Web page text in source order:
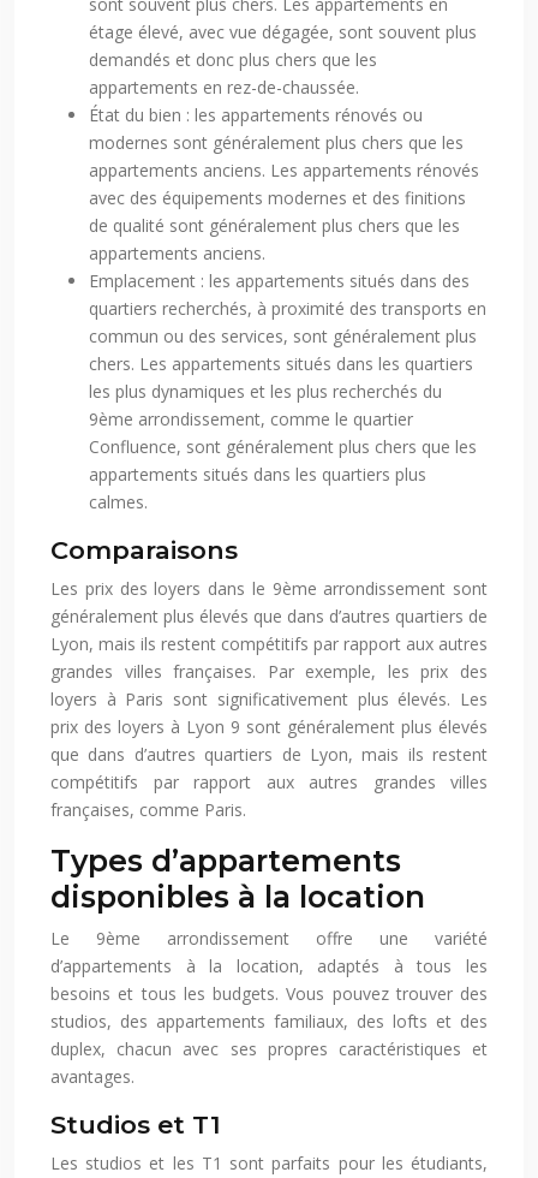
sont souvent plus chers. Les appartements en
étage élevé, avec vue dégagée, sont souvent plus
demandés et donc plus chers que les
appartements en rez-de-chaussée.
État du bien : les appartements rénovés ou
modernes sont généralement plus chers que les
appartements anciens. Les appartements rénovés
avec des équipements modernes et des finitions
de qualité sont généralement plus chers que les
appartements anciens.
Emplacement : les appartements situés dans des
quartiers recherchés, à proximité des transports en
commun ou des services, sont généralement plus
chers. Les appartements situés dans les quartiers
les plus dynamiques et les plus recherchés du
9ème arrondissement, comme le quartier
Confluence, sont généralement plus chers que les
appartements situés dans les quartiers plus
calmes.
Comparaisons
Les prix des loyers dans le 9ème arrondissement sont
généralement plus élevés que dans d’autres quartiers de
Lyon, mais ils restent compétitifs par rapport aux autres
grandes villes françaises. Par exemple, les prix des
loyers à Paris sont significativement plus élevés. Les
prix des loyers à Lyon 9 sont généralement plus élevés
que dans d’autres quartiers de Lyon, mais ils restent
compétitifs par rapport aux autres grandes villes
françaises, comme Paris.
Types d’appartements
disponibles à la location
Le 9ème arrondissement offre une variété
d’appartements à la location, adaptés à tous les
besoins et tous les budgets. Vous pouvez trouver des
studios, des appartements familiaux, des lofts et des
duplex, chacun avec ses propres caractéristiques et
avantages.
Studios et T1
Les studios et les T1 sont parfaits pour les étudiants,